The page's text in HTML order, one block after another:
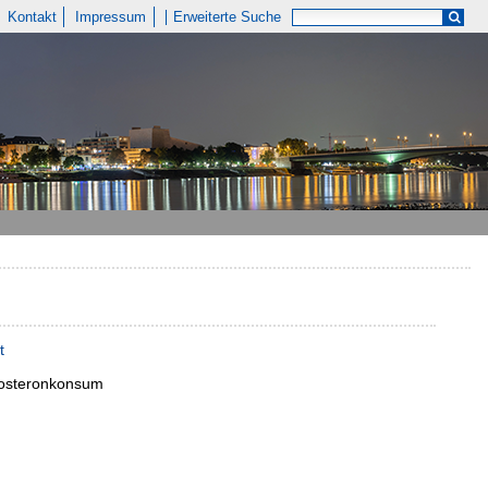
Kontakt Impressum Erweiterte Suche